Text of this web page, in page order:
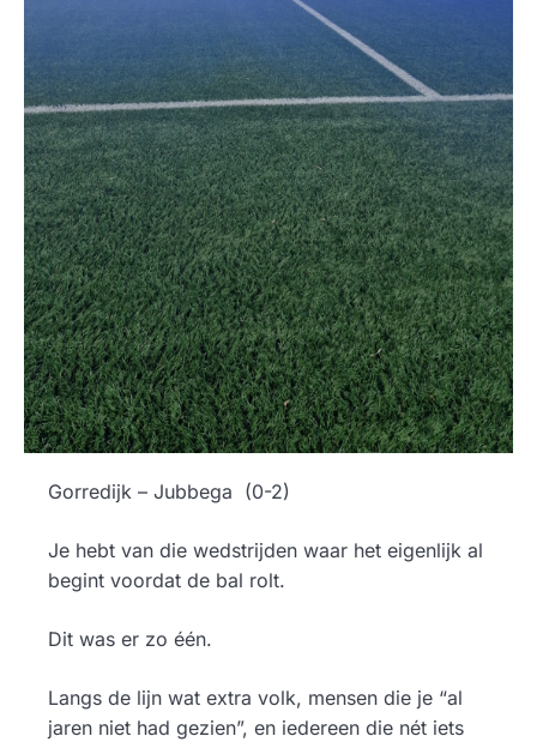
Gorredijk – Jubbega (0-2)
Je hebt van die wedstrijden waar het eigenlijk al
begint voordat de bal rolt.
Dit was er zo één.
Langs de lijn wat extra volk, mensen die je “al
jaren niet had gezien”, en iedereen die nét iets